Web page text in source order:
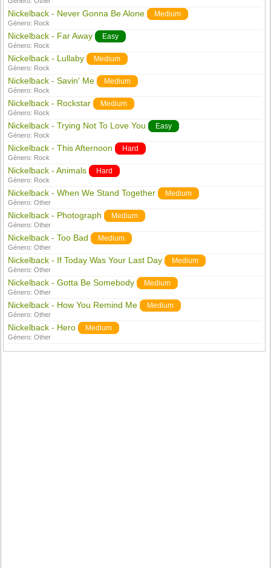
Nickelback - Never Gonna Be Alone Medium
Género: Rock
Nickelback - Far Away Easy
Género: Rock
Nickelback - Lullaby Medium
Género: Rock
Nickelback - Savin' Me Medium
Género: Rock
Nickelback - Rockstar Medium
Género: Rock
Nickelback - Trying Not To Love You Easy
Género: Rock
Nickelback - This Afternoon Hard
Género: Rock
Nickelback - Animals Hard
Género: Rock
Nickelback - When We Stand Together Medium
Género:Other
Nickelback - Photograph Medium
Género:Other
Nickelback - Too Bad Medium
Género:Other
Nickelback - If Today Was Your Last Day Medium
Género:Other
Nickelback - Gotta Be Somebody Medium
Género:Other
Nickelback - How You Remind Me Medium
Género:Other
Nickelback - Hero Medium
Género:Other